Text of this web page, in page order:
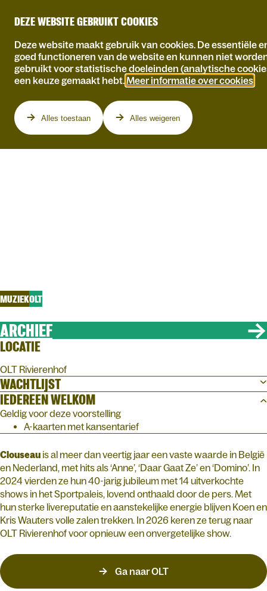
DEZE WEBSITE GEBRUIKT COOKIES
Deze website maakt gebruik van cookies. De essentiële
goed functioneren van de website en kunnen niet
gebruikt voor statistische doeleinden (analytische
een keuze gemaakt hebt. Meer informatie over cookies
Alles toestaan Alles weigeren
MUZIEKOLT
ARCHIEF
LOCATIE
OLT Rivierenhof
WACHTLIJST
IEDEREEN WELKOM
Geldig voor deze voorstelling
A-kaarten met kansentarief
Clouseau is al meer dan veertig jaar een vaste waarde in België
en Nederland, met hits als ‘Anne’, ‘Daar Gaat Ze’ en ‘Domino’. In
2024 vierden ze hun 40-jarig jubileum met 14 uitverkochte
shows in het Sportpaleis, lovend onthaald door de pers. Met
hun sterke livereputatie en aanstekelijke energie blijven Koen en
Kris Wauters volle zalen trekken. In 2026 keren ze terug naar
OLT Rivierenhof voor opnieuw een onvergetelijke show.
Ga naar OLT